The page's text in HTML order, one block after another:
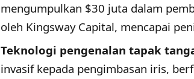
mengumpulkan $30 juta dalam
oleh Kingsway Capital, mencapai
Teknologi pengenalan tapak
invasif kepada pengimbasan iris,